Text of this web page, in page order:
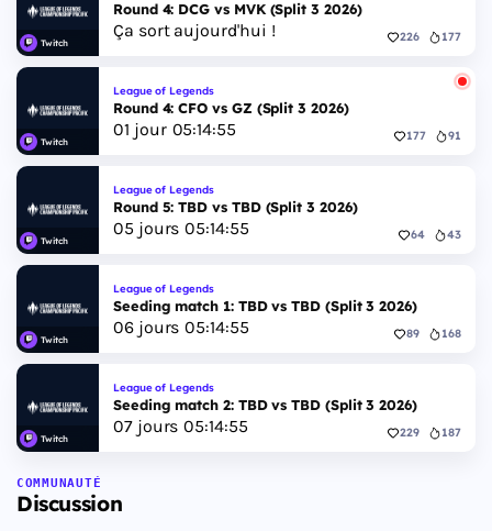
Twitch
Round 4: DCG vs MVK (Split 3 2026)
Ça sort aujourd'hui ! 226 177
Twitch
League of Legends
Round 4: CFO vs GZ (Split 3 2026)
01 jour 05:14:55 177 91
Twitch
League of Legends
Round 5: TBD vs TBD (Split 3 2026)
05 jours 05:14:55 64 43
Twitch
League of Legends
Seeding match 1: TBD vs TBD (Split 3 2026)
06jours 05:14:55 89 168
Twitch
League of Legends
Seeding match 2: TBD vs TBD (Split 3 2026)
07jours 05:14:55 229 187
COMMUNAUTÉ
Discussion